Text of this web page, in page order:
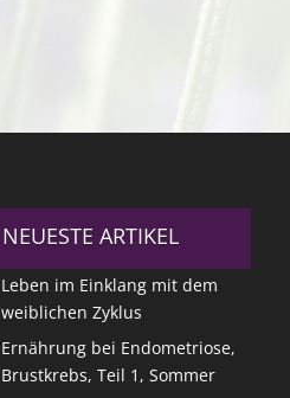
NEUESTE ARTIKEL
Leben im Einklang mit dem
weiblichen Zyklus
Ernährung bei Endometriose,
Brustkrebs, Teil 1, Sommer